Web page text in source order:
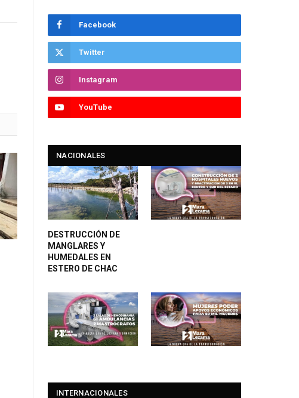
Facebook
Twitter
Instagram
YouTube
NACIONALES
DESTRUCCIÓN DE
MANGLARES Y
HUMEDALES EN
ESTERO DE CHAC
INTERNACIONALES